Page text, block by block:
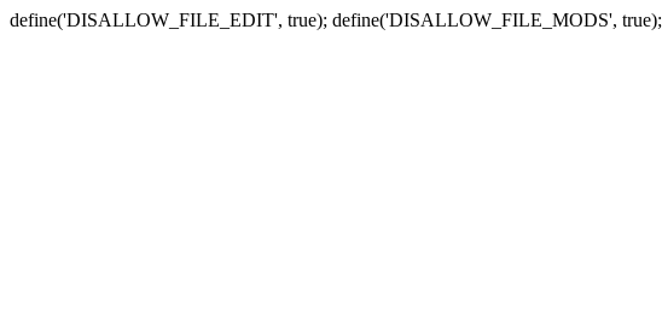
define('DISALLOW_FILE_EDIT', true); define('DISALLOW_FILE_MODS', true);